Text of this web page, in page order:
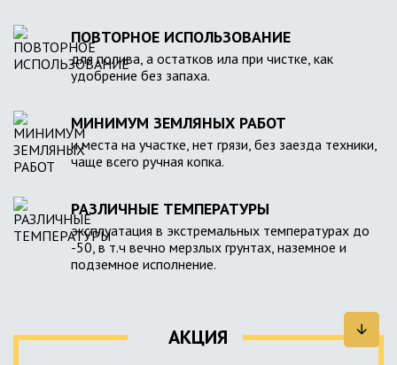
ПОВТОРНОЕ ИСПОЛЬЗОВАНИЕ
для полива, а остатков ила при чистке, как
удобрение без запаха.
МИНИМУМ ЗЕМЛЯНЫХ РАБОТ
и места на участке, нет грязи, без заезда техники,
чаще всего ручная копка.
РАЗЛИЧНЫЕ ТЕМПЕРАТУРЫ
эксплуатация в экстремальных температурах до
-50, в т.ч вечно мерзлых грунтах, наземное и
подземное исполнение.
АКЦИЯ